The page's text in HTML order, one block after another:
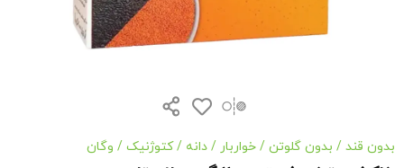
بدون قند / بدون گلوتن / خواربار / دانه /کتوژنیک / وگان